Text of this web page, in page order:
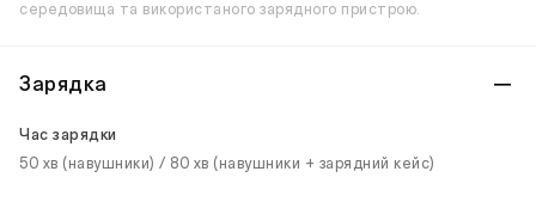
середовища та використаного зарядного пристрою.
Зарядка
Час зарядки
50 хв (навушники) / 80 хв (навушники + зарядний кейс)